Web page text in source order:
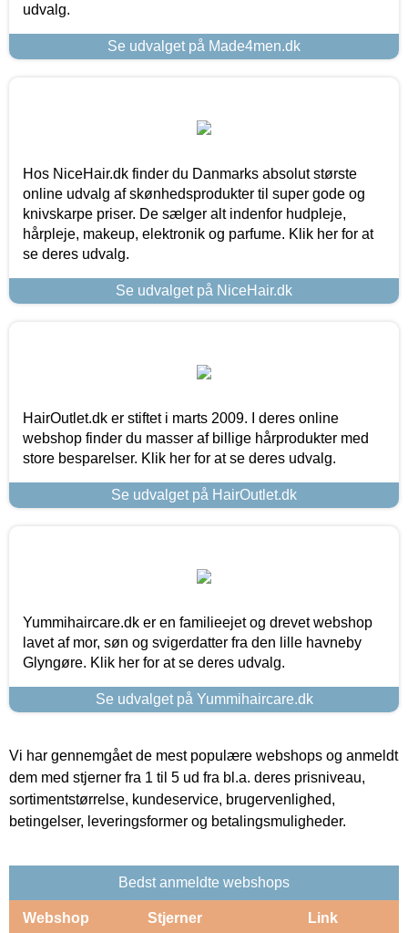
udvalg.
Se udvalget på Made4men.dk
Hos NiceHair.dk finder du Danmarks absolut største
online udvalg af skønhedsprodukter til super gode og
knivskarpe priser. De sælger alt indenfor hudpleje,
hårpleje, makeup, elektronik og parfume. Klik her for at
se deres udvalg.
Se udvalget på NiceHair.dk
HairOutlet.dk er stiftet i marts 2009. I deres online
webshop finder du masser af billige hårprodukter med
store besparelser. Klik her for at se deres udvalg.
Se udvalget på HairOutlet.dk
Yummihaircare.dk er en familieejet og drevet webshop
lavet af mor, søn og svigerdatter fra den lille havneby
Glyngøre. Klik her for at se deres udvalg.
Se udvalget på Yummihaircare.dk
Vi har gennemgået de mest populære webshops og anmeldt
dem med stjerner fra 1 til 5 ud fra bl.a. deres prisniveau,
sortimentstørrelse, kundeservice, brugervenlighed,
betingelser, leveringsformer og betalingsmuligheder.
Bedst anmeldte webshops
Webshop Stjerner Link